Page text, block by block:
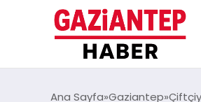
Ana Sayfa Gaziantep